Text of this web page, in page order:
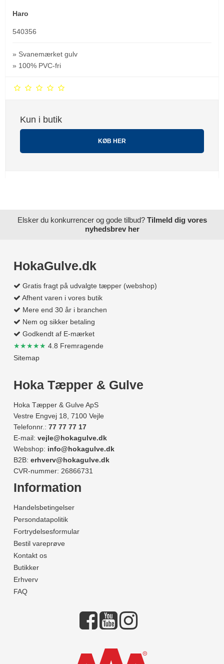
Haro
540356
» Svanemærket gulv
» 100% PVC-fri
Kun i butik
KØB HER
Elsker du konkurrencer og gode tilbud? Tilmeld dig vores
nyhedsbrev her
HokaGulve.dk
Gratis fragt på udvalgte tæpper (webshop)
Afhent varen i vores butik
Mere end 30 år i branchen
Nem og sikker betaling
Godkendt af E-mærket
★★★★★ 4.8 Fremragende
Sitemap
Hoka Tæpper & Gulve
Hoka Tæpper & Gulve ApS
Vestre Engvej 18, 7100 Vejle
Telefonnr.: 77 77 77 17
E-mail: vejle@hokagulve.dk
Webshop: info@hokagulve.dk
B2B: erhverv@hokagulve.dk
CVR-nummer: 26866731
Information
Handelsbetingelser
Persondatapolitik
Fortrydelsesformular
Bestil vareprøve
Kontakt os
Butikker
Erhverv
FAQ